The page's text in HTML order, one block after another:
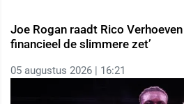
Joe Rogan raadt Rico Verhoeven
financieel de slimmere zet’
05 augustus 2026 | 16:21